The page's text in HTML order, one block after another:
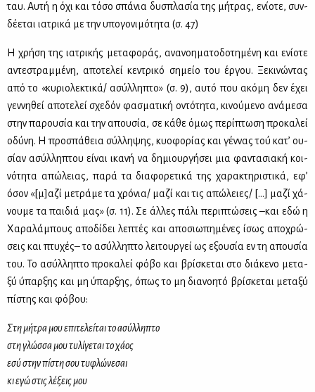
ταυ. Αυ­τή η όχι και τό­σο σπά­νια δυ­σπλα­σία της μή­τρας, ενί­ο­τε, συν­
δέ­ε­ται ια­τρι­κά με την υπο­γο­νι­μό­τη­τα (σ. 47)
Η χρή­ση της ια­τρι­κής με­τα­φο­ράς, ανα­νοη­μα­το­δο­τη­μέ­νη και ενί­ο­τε
αντε­στραμ­μέ­νη, απο­τε­λεί κε­ντρι­κό ση­μείο του έρ­γου. Ξε­κι­νώ­ντας
από το «κυ­ριο­λε­κτι­κά/ ασύλ­λη­πτο» (σ. 9), αυ­τό που ακό­μη δεν έχει
γεν­νη­θεί απο­τε­λεί σχε­δόν φα­σμα­τι­κή οντό­τη­τα, κι­νού­με­νο ανά­με­σα
στην πα­ρου­σία και την απου­σία, σε κά­θε όμως πε­ρί­πτω­ση προ­κα­λεί
οδύ­νη. Η προ­σπά­θεια σύλ­λη­ψης, κυο­φο­ρί­ας και γέν­νας τού κα­τ’ ου­
σί­αν ασύλ­λη­πτου εί­ναι ικα­νή να δη­μιουρ­γή­σει μια φα­ντα­σια­κή κοι­
νό­τη­τα απώ­λειας, πα­ρά τα δια­φο­ρε­τι­κά της χα­ρα­κτη­ρι­στι­κά, εφ’
όσον «[μ]αζί με­τρά­με τα χρό­νια/ μα­ζί και τις απώ­λειες/ […] μα­ζί χά­
νου­με τα παι­διά μας» (σ. 11). Σε άλ­λες πά­λι πε­ρι­πτώ­σεις –και εδώ η
Χα­ρα­λά­μπους απο­δί­δει λε­πτές και απο­σιω­πη­μέ­νες ίσως απο­χρώ­
σεις και πτυ­χές– το ασύλ­λη­πτο λει­τουρ­γεί ως εξου­σία εν τη απου­σία
του. Το ασύλ­λη­πτο προ­κα­λεί φό­βο και βρί­σκε­ται στο διά­κε­νο με­τα­
ξύ ύπαρ­ξης και μη ύπαρ­ξης, όπως το μη δια­νοη­τό βρί­σκε­ται με­τα­ξύ
πί­στης και φό­βου:
Στη μή­τρα μου επι­τε­λεί­ται το ασύλ­λη­πτο
στη γλώσ­σα μου τυ­λί­γε­ται το χά­ος
εσύ στην πί­στη σου τυ­φλώ­νε­σαι
κι εγώ στις λέ­ξεις μου